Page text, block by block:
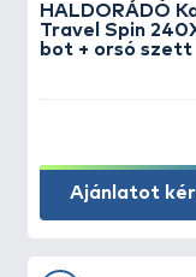
HALDORÁDÓ
Travel Spin
bot + orsó szett
Ajánlatot